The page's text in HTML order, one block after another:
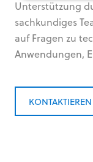
Unterstützung
sachkundiges
auf Fragen zu
Anwendungen,